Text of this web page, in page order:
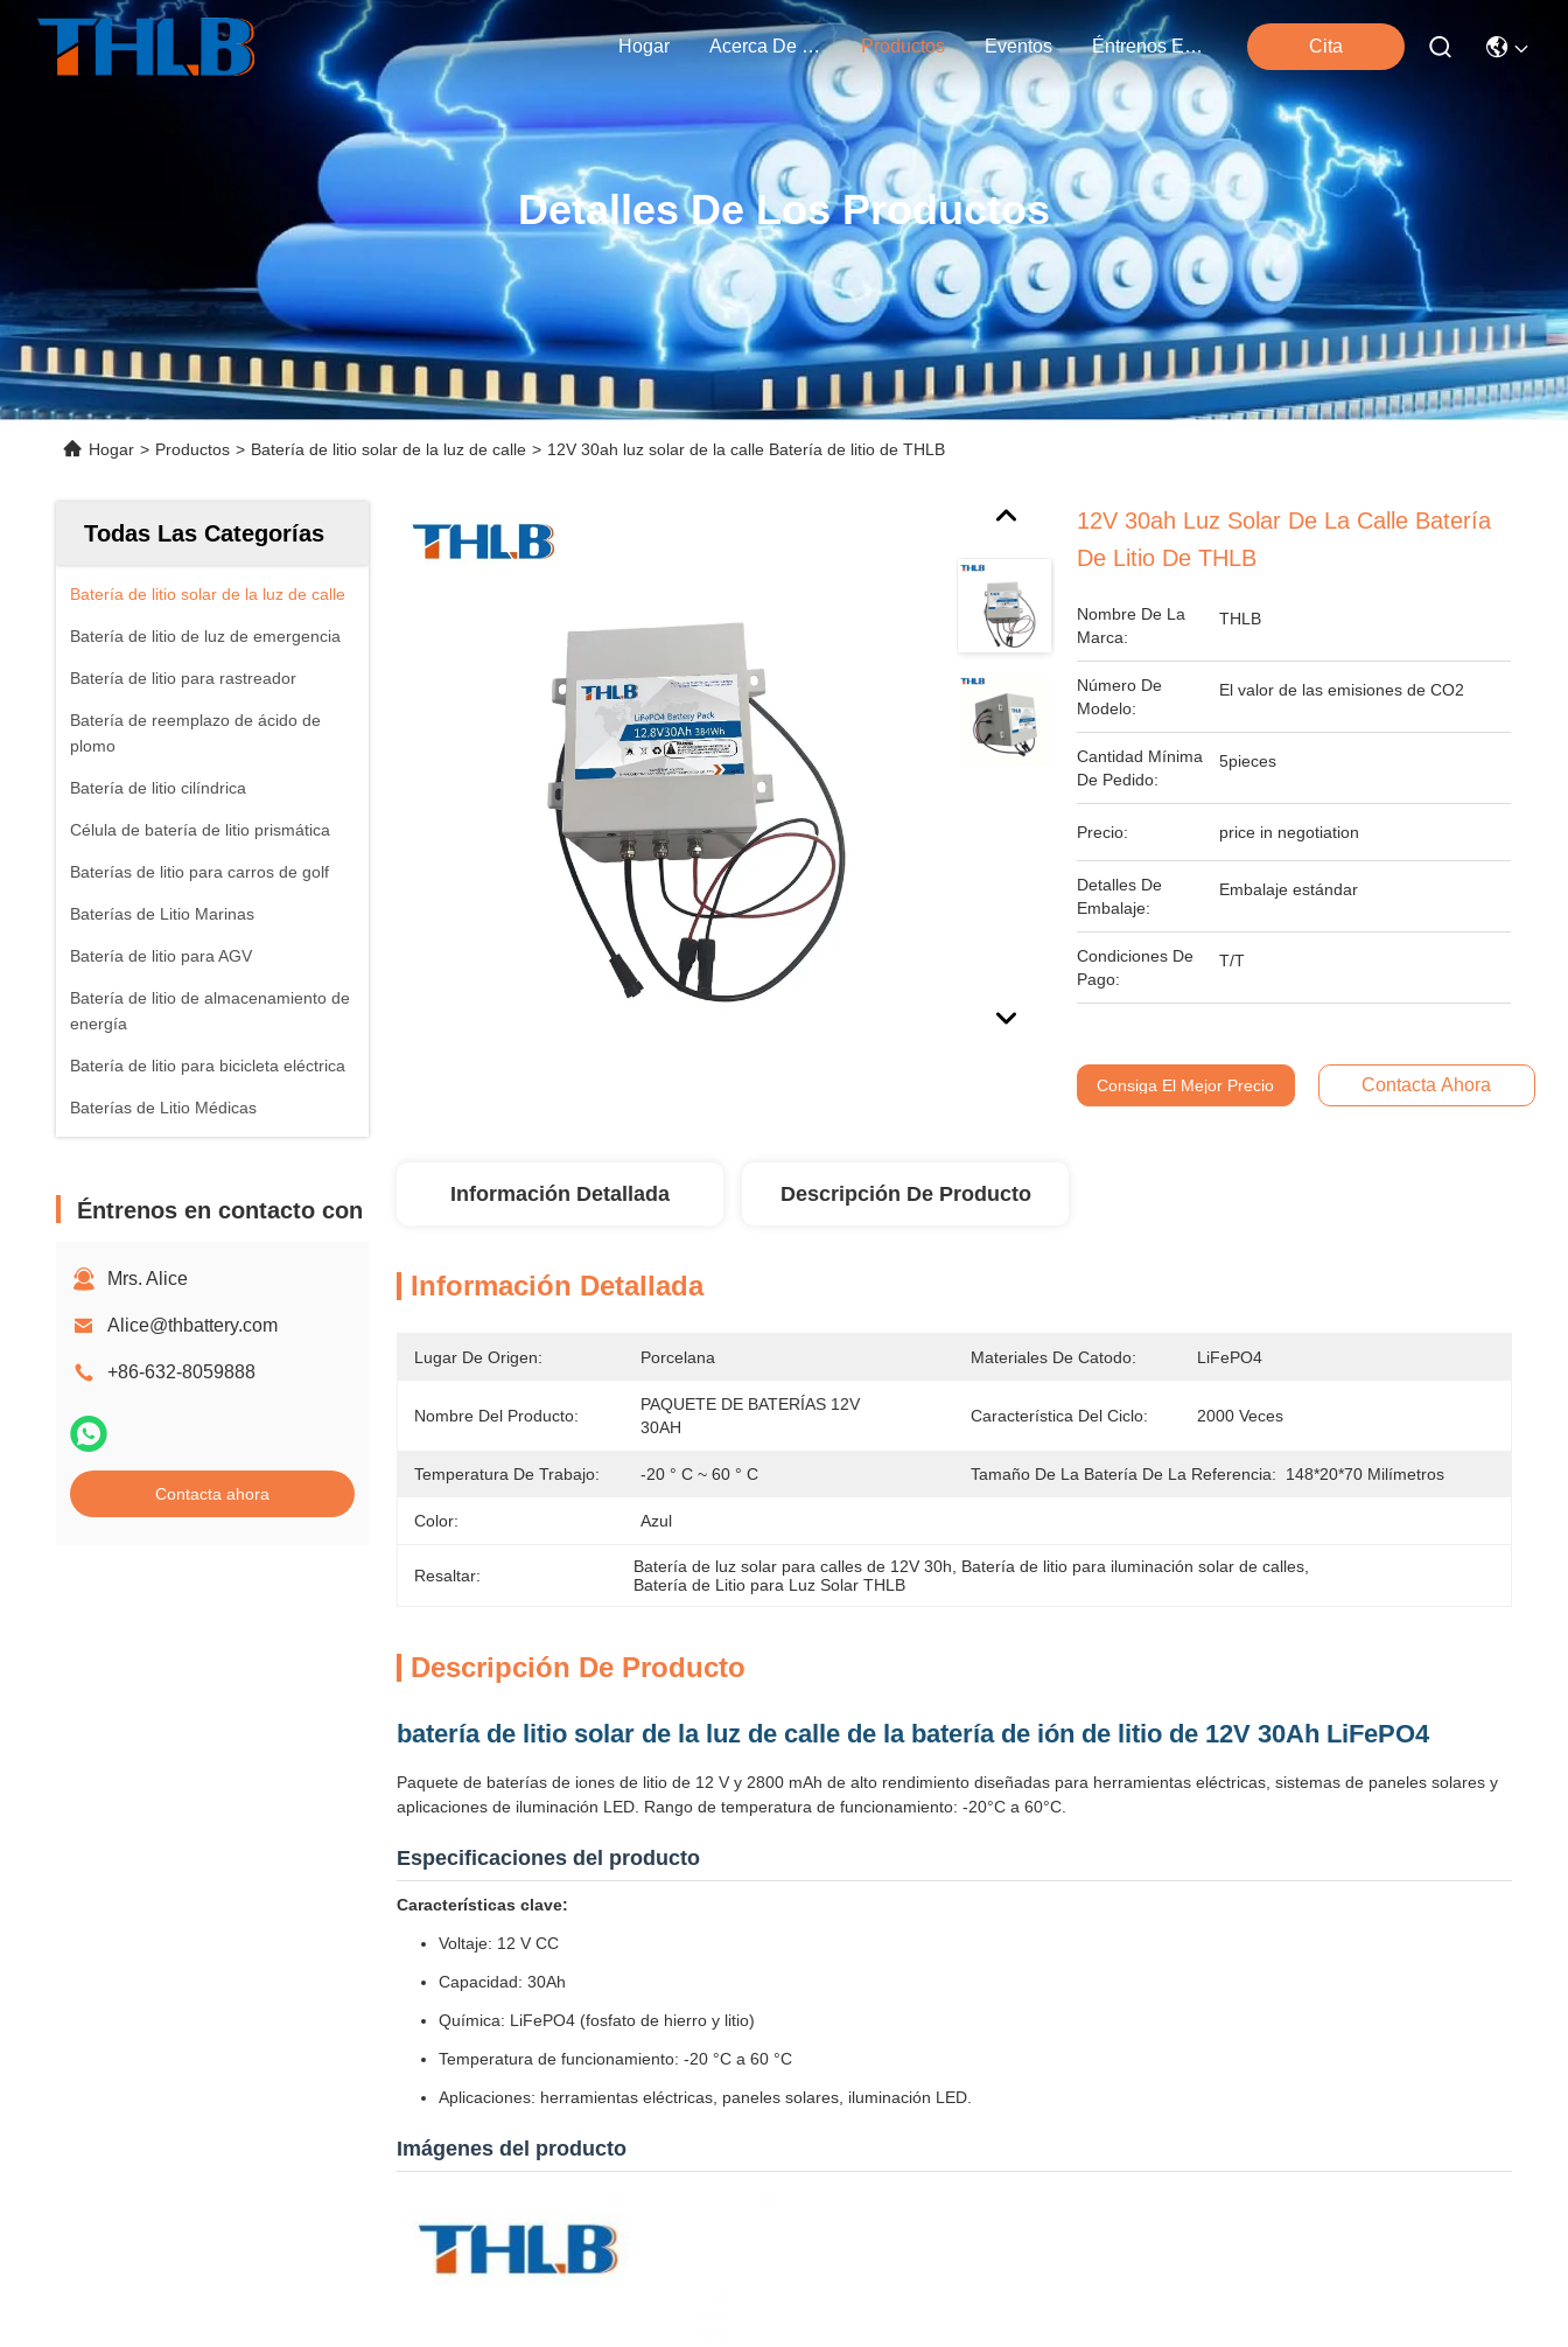
Hogar Acerca De Nosotros Productos Eventos Éntrenos En Contacto Con Cita
Detalles De Los Productos
Hogar > Productos > Batería de litio solar de la luz de calle > 12V 30ah luz solar de la calle Batería de litio de THLB
Todas Las Categorías
Batería de litio solar de la luz de calle
Batería de litio de luz de emergencia
Batería de litio para rastreador
Batería de reemplazo de ácido de
plomo
Batería de litio cilíndrica
Célula de batería de litio prismática
Baterías de litio para carros de golf
Baterías de Litio Marinas
Batería de litio para AGV
Batería de litio de almacenamiento de
energía
Batería de litio para bicicleta eléctrica
Baterías de Litio Médicas
Éntrenos en contacto con
Mrs. Alice
Alice@thbattery.com
+86-632-8059888
Contacta ahora
12V 30ah Luz Solar De La Calle Batería
De Litio De THLB
Nombre De La
Marca:
THLB
Número De
Modelo:
El valor de las emisiones de CO2
Cantidad Mínima
De Pedido:
5pieces
Precio: price in negotiation
Detalles De
Embalaje:
Embalaje estándar
Condiciones De
Pago:
T/T
Consiga El Mejor Precio Contacta Ahora
Información Detallada Descripción De Producto
Información Detallada
Lugar De Origen: Porcelana Materiales De Catodo: LiFePO4
Nombre Del Producto:
PAQUETE DE BATERÍAS 12V
30AH
Característica Del Ciclo: 2000 Veces
Temperatura De Trabajo: -20 ° C ~ 60 ° C Tamaño De La Batería De La Referencia: 148*20*70 Milímetros
Color: Azul
Resaltar: Batería de luz solar para calles de 12V 30h Batería de litio para iluminación solar de calles
Batería de Litio para Luz Solar THLB
Descripción De Producto
batería de litio solar de la luz de calle de la batería de ión de litio de 12V 30Ah LiFePO4
Paquete de baterías de iones de litio de 12 V y 2800 mAh de alto rendimiento diseñadas para herramientas eléctricas, sistemas de paneles solares y
aplicaciones de iluminación LED. Rango de temperatura de funcionamiento: -20°C a 60°C.
Especificaciones del producto
Características clave:
Voltaje: 12 V CC
Capacidad: 30Ah
Química: LiFePO4 (fosfato de hierro y litio)
Temperatura de funcionamiento: -20 °C a 60 °C
Aplicaciones: herramientas eléctricas, paneles solares, iluminación LED.
Imágenes del producto